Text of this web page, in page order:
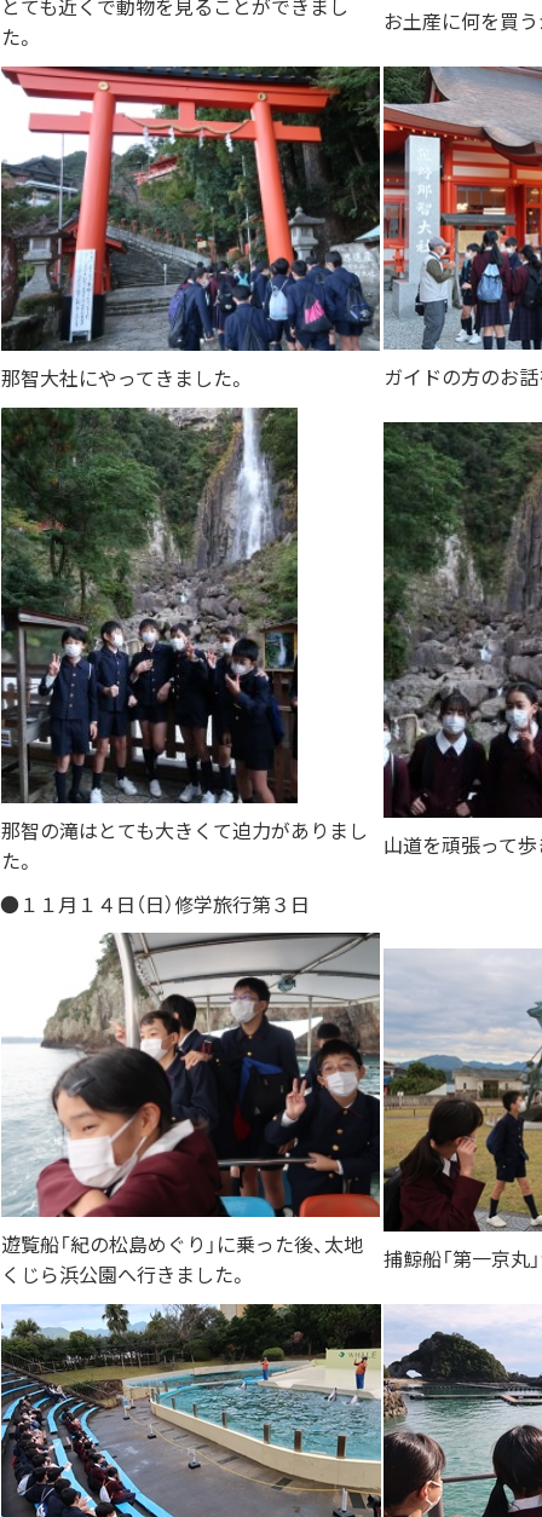
とても近くで動物を見ることができまし
た。
お土産に何を買
那智大社にやってきました。 ガイドの方のお
那智の滝はとても大きくて迫力がありまし
た。
山道を頑張って
●１１月１４日（日）修学旅行第３日
遊覧船「紀の松島めぐり」に乗った後、太地
くじら浜公園へ行きました。
捕鯨船「第一京丸